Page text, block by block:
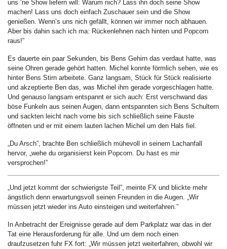
uns ‘ne Show liefern will: Warum nich? Lass ihn doch seine Show
machen! Lass uns doch einfach Zuschauer sein und die Show
genießen. Wenn’s uns nich gefällt, können wir immer noch abhauen.
Aber bis dahin sach ich ma: Rückenlehnen nach hinten und Popcorn
raus!”
Es dauerte ein paar Sekunden, bis Bens Gehirn das verdaut hatte, was
seine Ohren gerade gehört hatten. Michel konnte förmlich sehen, wie es
hinter Bens Stirn arbeitete. Ganz langsam, Stück für Stück realisierte
und akzeptierte Ben das, was Michel ihm gerade vorgeschlagen hatte.
Und genauso langsam entspannt er sich auch: Erst verschwand das
böse Funkeln aus seinen Augen, dann entspannten sich Bens Schultern
und sackten leicht nach vorne bis sich schließlich seine Fäuste
öffneten und er mit einem lauten lachen Michel um den Hals fiel.
„Du Arsch”, brachte Ben schließlich mühevoll in seinem Lachanfall
hervor, „wehe du organisierst kein Popcorn. Du hast es mir
versprochen!”
„Und jetzt kommt der schwierigste Teil”, meinte FX und blickte mehr
ängstlich denn erwartungsvoll seinen Freunden in die Augen. „Wir
müssen jetzt wieder ins Auto einsteigen und weiterfahren.”
In Anbetracht der Ereignisse gerade auf dem Parkplatz war das in der
Tat eine Herausforderung für alle. Und um dem noch einen
draufzusetzen fuhr FX fort: „Wir müssen jetzt weiterfahren, obwohl wir